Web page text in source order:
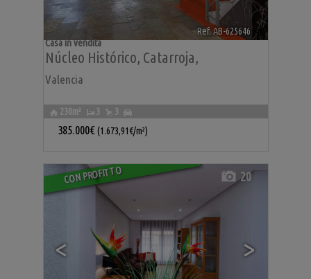
Ref. AB-625646 🔗
Núcleo Histórico, Catarroja,
Valencia
Casa in vendita
230m² 3 3
385.000€ (1.673,91€/m²)
CON PROFITTO
< >
20